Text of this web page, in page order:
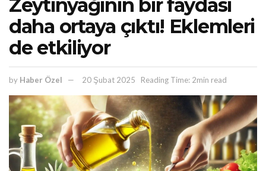
Zeytinyağının bir faydası
daha ortaya çıktı! Eklemleri
de etkiliyor
by Haber Özel 20 Şubat 2025 Reading Time: 2min read